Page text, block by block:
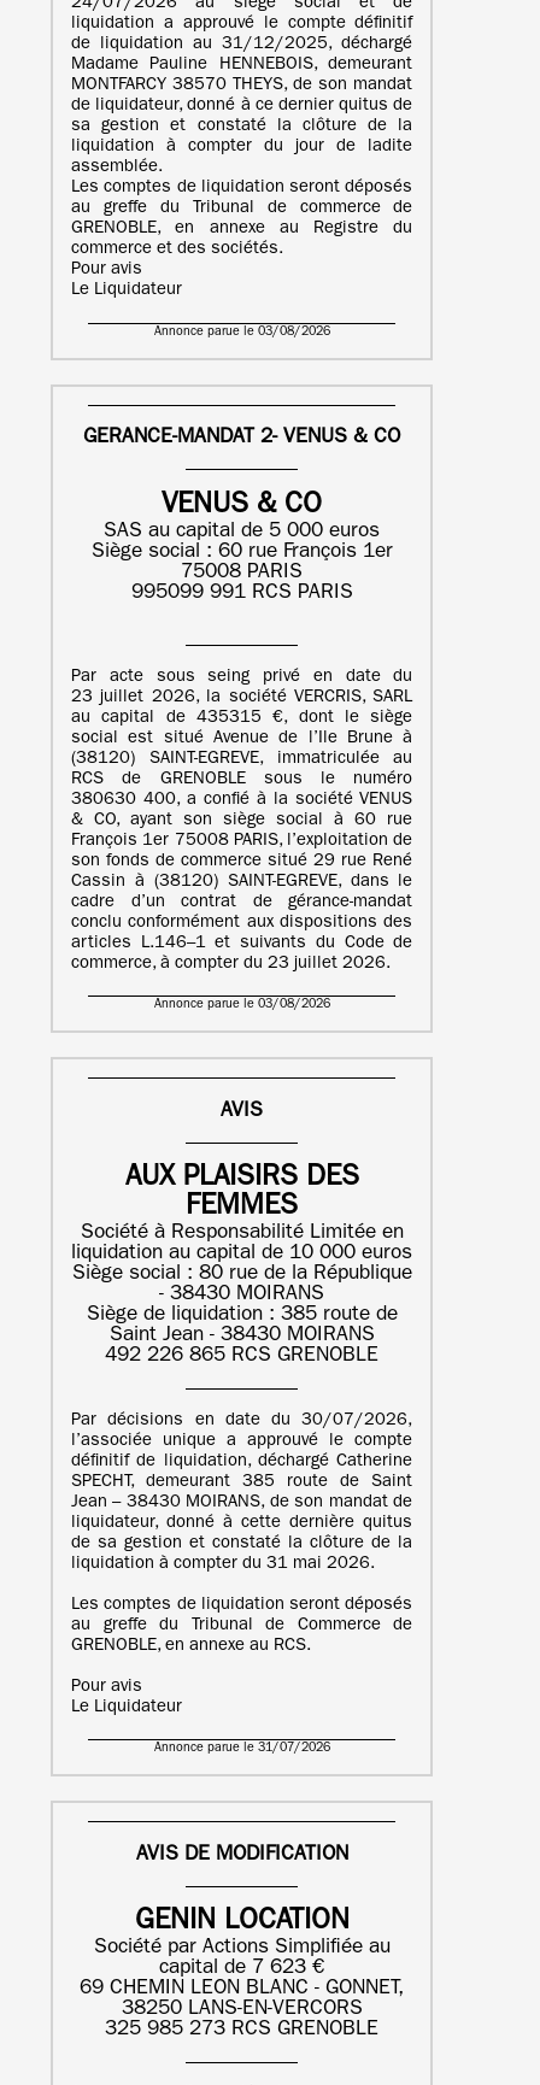
24/07/2026 au siège social et de
liquidation a approuvé le compte définitif
de liquidation au 31/12/2025, déchargé
Madame Pauline HENNEBOIS, demeurant
MONTFARCY 38570 THEYS, de son mandat
de liquidateur, donné à ce dernier quitus de
sa gestion et constaté la clôture de la
liquidation à compter du jour de ladite
assemblée.
Les comptes de liquidation seront déposés
au greffe du Tribunal de commerce de
GRENOBLE, en annexe au Registre du
commerce et des sociétés.
Pour avis
Le Liquidateur
Annonce parue le 03/08/2026
GERANCE-MANDAT 2- VENUS & CO
VENUS & CO
SAS au capital de 5 000 euros
Siège social : 60 rue François 1er
75008 PARIS
995099 991 RCS PARIS
Par acte sous seing privé en date du
23 juillet 2026, la société VERCRIS, SARL
au capital de 435315 €, dont le siège
social est situé Avenue de l’Ile Brune à
(38120) SAINT-EGREVE, immatriculée au
RCS de GRENOBLE sous le numéro
380630 400, a confié à la société VENUS
& CO, ayant son siège social à 60 rue
François 1er 75008 PARIS, l’exploitation de
son fonds de commerce situé 29 rue René
Cassin à (38120) SAINT-EGREVE, dans le
cadre d’un contrat de gérance-mandat
conclu conformément aux dispositions des
articles L.146–1 et suivants du Code de
commerce, à compter du 23 juillet 2026.
Annonce parue le 03/08/2026
AVIS
AUX PLAISIRS DES
FEMMES
Société à Responsabilité Limitée en
liquidation au capital de 10 000 euros
Siège social : 80 rue de la République
- 38430 MOIRANS
Siège de liquidation : 385 route de
Saint Jean - 38430 MOIRANS
492 226 865 RCS GRENOBLE
Par décisions en date du 30/07/2026,
l’associée unique a approuvé le compte
définitif de liquidation, déchargé Catherine
SPECHT, demeurant 385 route de Saint
Jean – 38430 MOIRANS, de son mandat de
liquidateur, donné à cette dernière quitus
de sa gestion et constaté la clôture de la
liquidation à compter du 31 mai 2026.
Les comptes de liquidation seront déposés
au greffe du Tribunal de Commerce de
GRENOBLE, en annexe au RCS.
Pour avis
Le Liquidateur
Annonce parue le 31/07/2026
AVIS DE MODIFICATION
GENIN LOCATION
Société par Actions Simplifiée au
capital de 7 623 €
69 CHEMIN LEON BLANC - GONNET,
38250 LANS-EN-VERCORS
325 985 273 RCS GRENOBLE